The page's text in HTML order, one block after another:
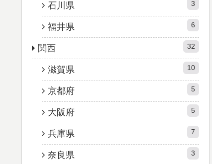
石川県 3
福井県 6
関西 32
滋賀県 10
京都府 5
大阪府 5
兵庫県 7
奈良県 3